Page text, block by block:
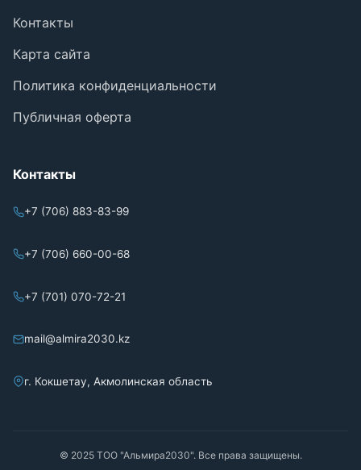
Контакты
Карта сайта
Политика конфиденциальности
Публичная оферта
Контакты
+7 (706) 883-83-99
+7 (706) 660-00-68
+7 (701) 070-72-21
mail@almira2030.kz
г. Кокшетау, Акмолинская область
© 2025 ТОО "Альмира2030". Все права защищены.